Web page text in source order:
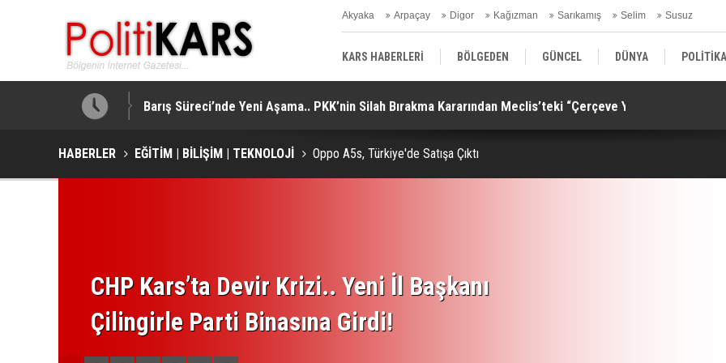
Akyaka Arpaçay Digor Kağızman Sarıkamış Selim Susuz
KARS HABERLERİ BÖLGEDEN GÜNCEL DÜNYA POLİTİKA
EKONOMİ | FİNANS | OTOMOTİV KÜLTÜR | SANAT | MAGAZİN
Barış Süreci’nde Yeni Aşama.. PKK’nin Silah Bırakma Kararından Meclis’teki “Çerçeve Yasa”na!
HABERLER EĞİTİM | BİLİŞİM | TEKNOLOJİ Oppo A5s, Türkiye'de Satışa Çıktı
CHP Kars’ta Devir Krizi.. Yeni İl Başkanı
Çilingirle Parti Binasına Girdi!